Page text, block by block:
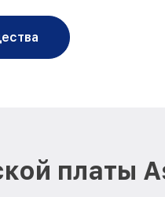
платы